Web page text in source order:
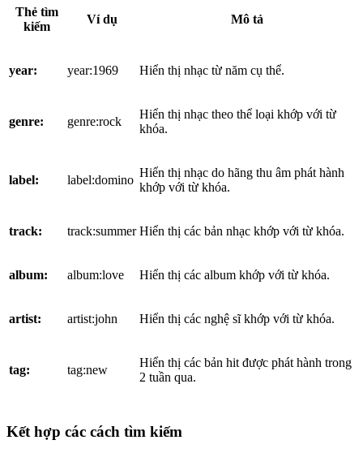
Thẻ tìm
kiếm
Ví dụ Mô tả
year: year:1969 Hiển thị nhạc từ năm cụ thể.
genre: genre:rock
Hiển thị nhạc theo thể loại khớp với từ
khóa.
label: label:domino
Hiển thị nhạc do hãng thu âm phát hành
khớp với từ khóa.
track: track:summer Hiển thị các bản nhạc khớp với từ khóa.
album: album:love Hiển thị các album khớp với từ khóa.
artist: artist:john Hiển thị các nghệ sĩ khớp với từ khóa.
tag: tag:new
Hiển thị các bản hit được phát hành trong
2 tuần qua.
Kết hợp các cách tìm kiếm